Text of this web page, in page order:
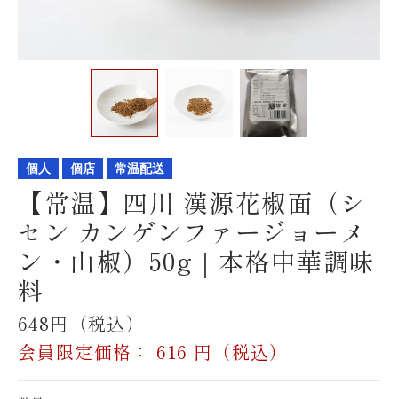
飲食店様、大学・専門学校様、
卸売店
メールフォームからの
お問い合わせ
個人 個店 常温配送
【常温】四川 漢源花椒面（シ
セン カンゲンファージョーメ
ン・山椒）50g｜本格中華調味
料
648円（税込）
会員限定価格： 616 円（税込）